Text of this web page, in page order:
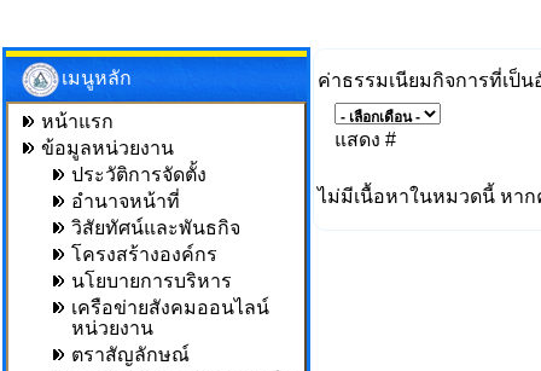
เมนูหลัก
หน้าแรก
ข้อมูลหน่วยงาน
ประวัติการจัดตั้ง
อำนาจหน้าที่
วิสัยทัศน์และพันธกิจ
โครงสร้างองค์กร
นโยบายการบริหาร
เครือข่ายสังคมออนไลน์
หน่วยงาน
ตราสัญลักษณ์
ค่าธรรมเนียมกิจการที่เป็
แสดง #
ไม่มีเนื้อหาในหมวดนี้ หา